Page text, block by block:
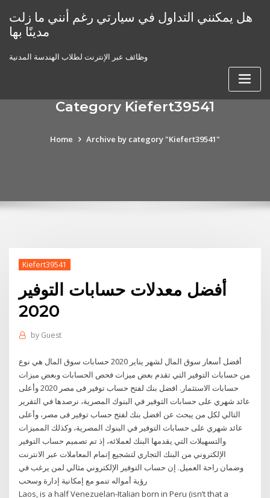
content
هل يمكنني التداول في سيارتي رغم أنني ما زلت
مدينًا بها
وظائف عبر الإنترنت لطلاب الهندسة المدنية
Category Kiefert39541
Home Archive by category "Kiefert39541"
Kiefert39541
أفضل معدلات حسابات التوفير
2020
by Guest
أفضل أسعار سوق المال لشهر يناير 2020 حسابات سوق المال هي نوع
من حسابات التوفير التي تقدم بعض ميزات فحص الحسابات وبعض ميزات
حسابات الاستثمار. افضل بنك لفتح حساب توفير فى مصر 2020 وأعلى
عائد شهري على حسابات التوفير في البنوك المصرية، نرصدها في التقرير
التالي لكل من يبحث عن افضل بنك لفتح حساب توفير فى مصر، وأعلى
عائد شهري على حسابات التوفير في البنوك المصرية، وكذلك المميزات
والتسهيلات التي يقدمها البنك لعملائه، إذ تم تصميم حساب التوفير
الإلكتروني من البنك التجاري لتشجيع إتمام المعاملات عبر الانترنت
وضمان راحة العميل. إن حساب التوفير الإلكتروني مثالي لمن يرغب في
رؤية أمواله تنمو مع إمكانية إدارة وسحب
Laos, is a half Venezuelan-Italian born in Peru (isn’t that a